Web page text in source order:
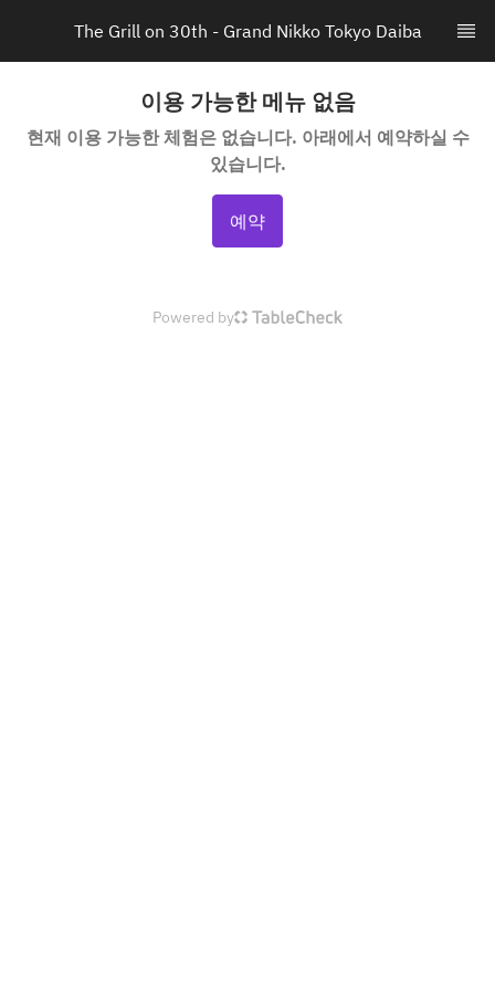
The Grill on 30th - Grand Nikko Tokyo Daiba
이용 가능한 메뉴 없음
현재 이용 가능한 체험은 없습니다. 아래에서 예약하실 수
있습니다.
예약
Powered by